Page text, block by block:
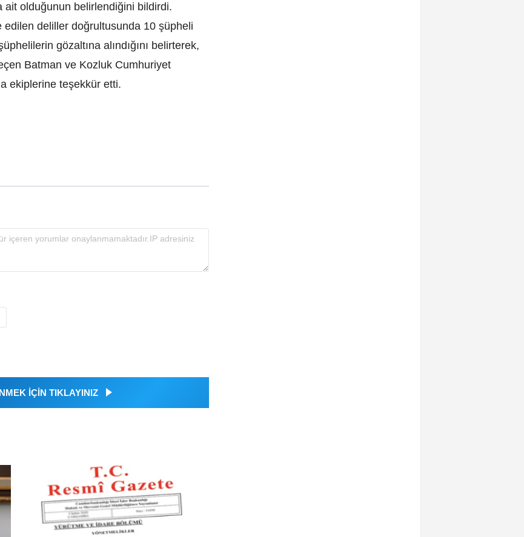
ait olduğunun belirlendiğini bildirdi.
deliller doğrultusunda 10 şüpheli
gözaltına alındığını belirterek,
Batman ve Kozluk Cumhuriyet
ekiplerine teşekkür etti.
İÇİN TIKLAYINIZ